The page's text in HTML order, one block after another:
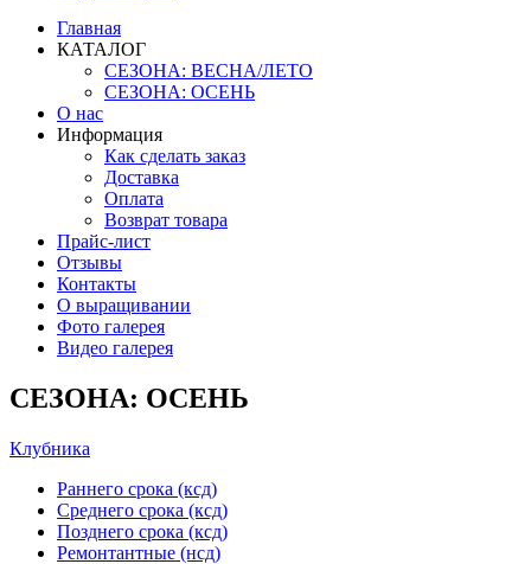
Главная
КАТАЛОГ
СЕЗОНА: ВЕСНА/ЛЕТО
СЕЗОНА: ОСЕНЬ
О нас
Информация
Как сделать заказ
Доставка
Оплата
Возврат товара
Прайс-лист
Отзывы
Контакты
О выращивании
Фото галерея
Видео галерея
СЕЗОНА: ОСЕНЬ
Клубника
Раннего срока (ксд)
Среднего срока (ксд)
Позднего срока (ксд)
Ремонтантные (нсд)